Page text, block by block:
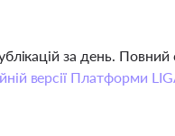
за день.
версії Платформи